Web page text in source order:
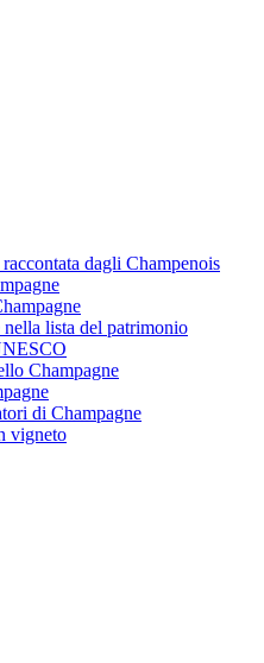
dagli Champenois
lista del patrimonio
Champagne
di Champagne
vigneto